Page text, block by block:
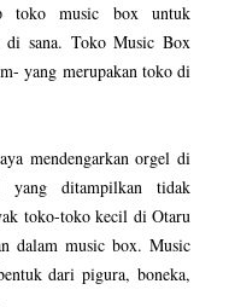
toko music box untuk
di sana. Toko Music Box
yang merupakan toko di
ditampilkan tidak
toko-toko kecil di Otaru
dalam music box. Music
dari pigura, boneka,